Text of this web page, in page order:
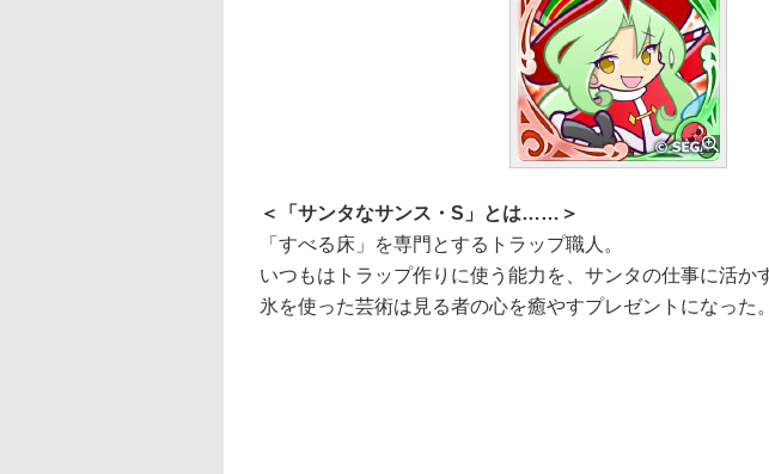
＜「サンタなサンス・S」とは……＞
「すべる床」を専門とするトラップ職人。
いつもはトラップ作りに使う能力を、サンタの仕事に活か
氷を使った芸術は見る者の心を癒やすプレゼントになった。